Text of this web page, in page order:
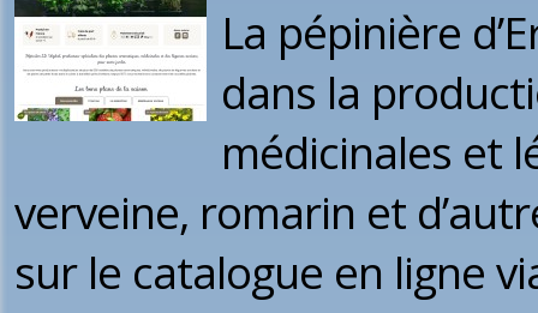
La pépinière
dans la
médicinales et
verveine, romarin et
sur le catalogue en ligne